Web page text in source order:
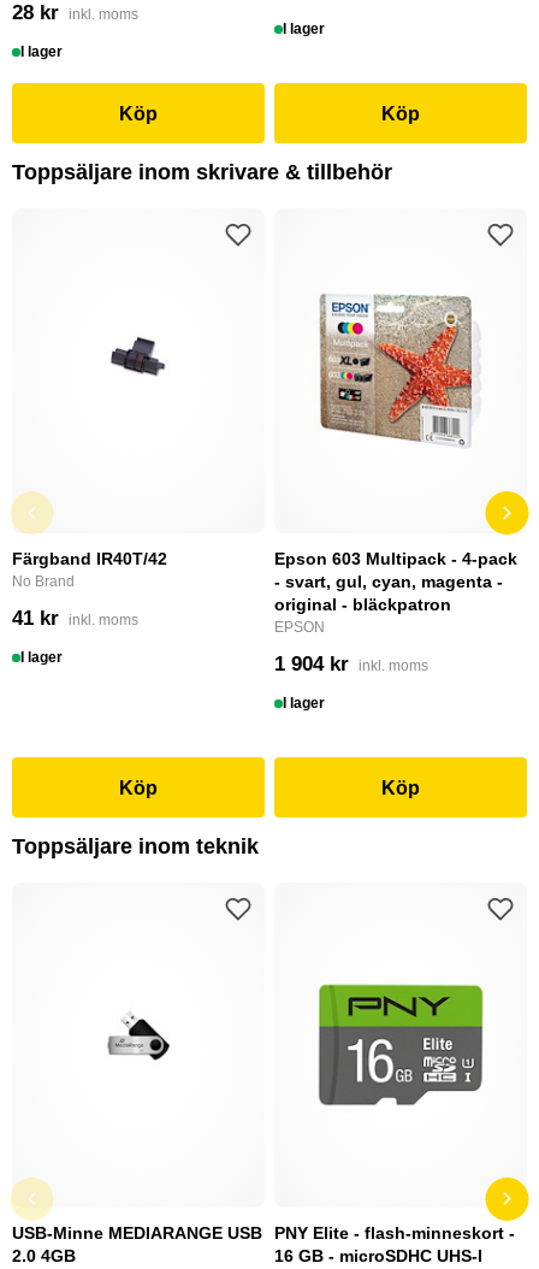
28 kr inkl. moms
I lager
Köp
I lager
Köp
Toppsäljare inom skrivare & tillbehör
Färgband IR40T/42
No Brand
41 kr inkl. moms
I lager
Köp
Epson 603 Multipack - 4-pack
- svart, gul, cyan, magenta -
original - bläckpatron
EPSON
1 904 kr inkl. moms
I lager
Köp
Toppsäljare inom teknik
USB-Minne MEDIARANGE USB
2.0 4GB
PNY Elite - flash-minneskort -
16 GB - microSDHC UHS-I